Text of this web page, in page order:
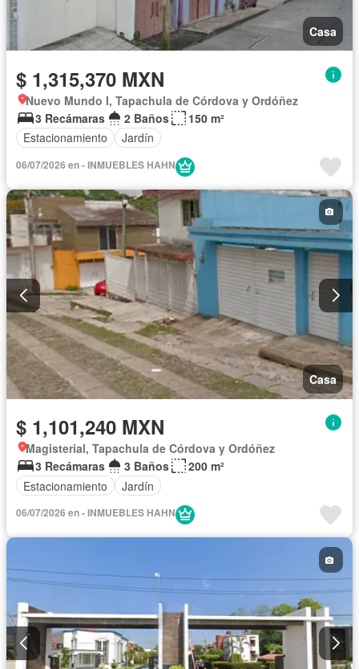
Casa
$ 1,315,370 MXN
Nuevo Mundo I, Tapachula de Córdova y Ordóñez
3 Recámaras
2 Baños
150 m²
Estacionamiento
Jardín
06/07/2026 en - INMUEBLES HAHN
Casa
$ 1,101,240 MXN
Magisterial, Tapachula de Córdova y Ordóñez
3 Recámaras
3 Baños
200 m²
Estacionamiento
Jardín
06/07/2026 en - INMUEBLES HAHN